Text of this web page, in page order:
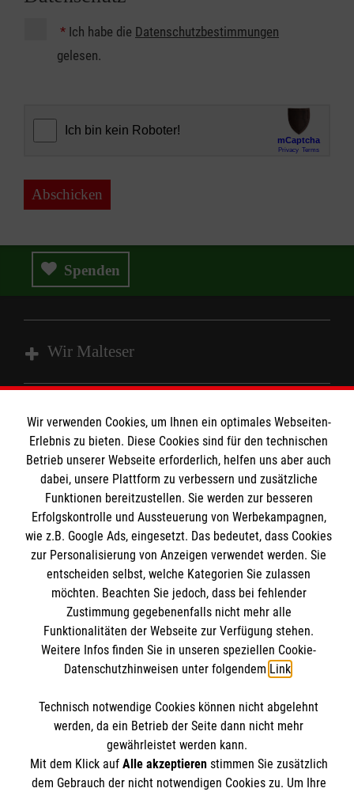
* Ich habe die Datenschutzbestimmungen
gelesen.
Abschicken
Spenden
Wir Malteser
Angebote und Leistungen
Unsere Kurse
Mitarbeiten
Wir Malteser
Informationen
Kontakt
Pressestelle
Impressum
Datenschutz
Malteser online
Malteserorden
Malteser Jugend
Malteser International
Sharepoint
Spendenkonto
Empfänger: Malteser Hilfsdienst e.V.
BIC: GENODED 1PA7
Soziale Netzwerke
Der Malteser Hilfsdienst e.V. ist als eingetragene
Wir verwenden Cookies, um Ihnen ein optimales Webseiten-
Erlebnis zu bieten. Diese Cookies sind für den technischen
Betrieb unserer Webseite erforderlich, helfen uns aber auch
dabei, unsere Plattform zu verbessern und zusätzliche
Funktionen bereitzustellen. Sie werden zur besseren
Erfolgskontrolle und Aussteuerung von Werbekampagnen,
wie z.B. Google Ads, eingesetzt. Das bedeutet, dass Cookies
zur Personalisierung von Anzeigen verwendet werden. Sie
entscheiden selbst, welche Kategorien Sie zulassen
möchten. Beachten Sie jedoch, dass bei fehlender
Zustimmung gegebenenfalls nicht mehr alle
Funktionalitäten der Webseite zur Verfügung stehen.
Weitere Infos finden Sie in unseren speziellen Cookie-
Datenschutzhinweisen unter folgendem Link.
Technisch notwendige Cookies können nicht abgelehnt
werden, da ein Betrieb der Seite dann nicht mehr
gewährleistet werden kann.
Mit dem Klick auf Alle akzeptierenstimmen Sie zusätzlich
dem Gebrauch der nicht notwendigen Cookies zu. Um Ihre